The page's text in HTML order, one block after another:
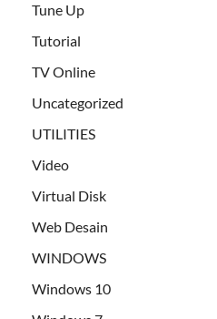
Tune Up
Tutorial
TV Online
Uncategorized
UTILITIES
Video
Virtual Disk
Web Desain
WINDOWS
Windows 10